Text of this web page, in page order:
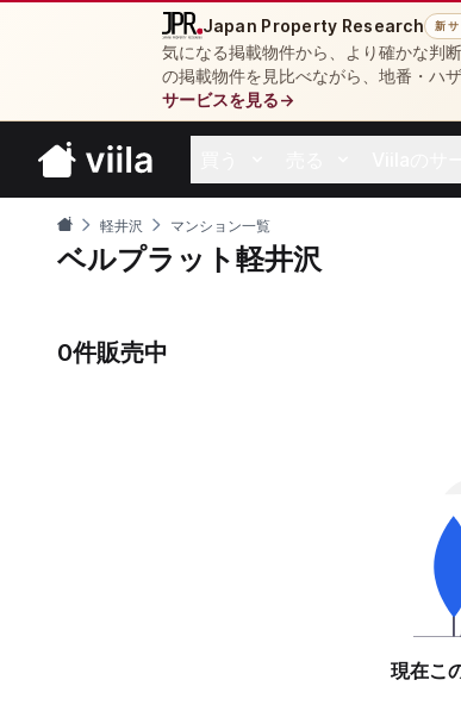
Japan Property Research 新
気になる掲載物件から、より確かな判
の掲載物件を見比べながら、地番・ハ
サービスを見る→
Open
軽井沢 マンション一覧
ベルプラット軽井沢
0件販売中
現在こ